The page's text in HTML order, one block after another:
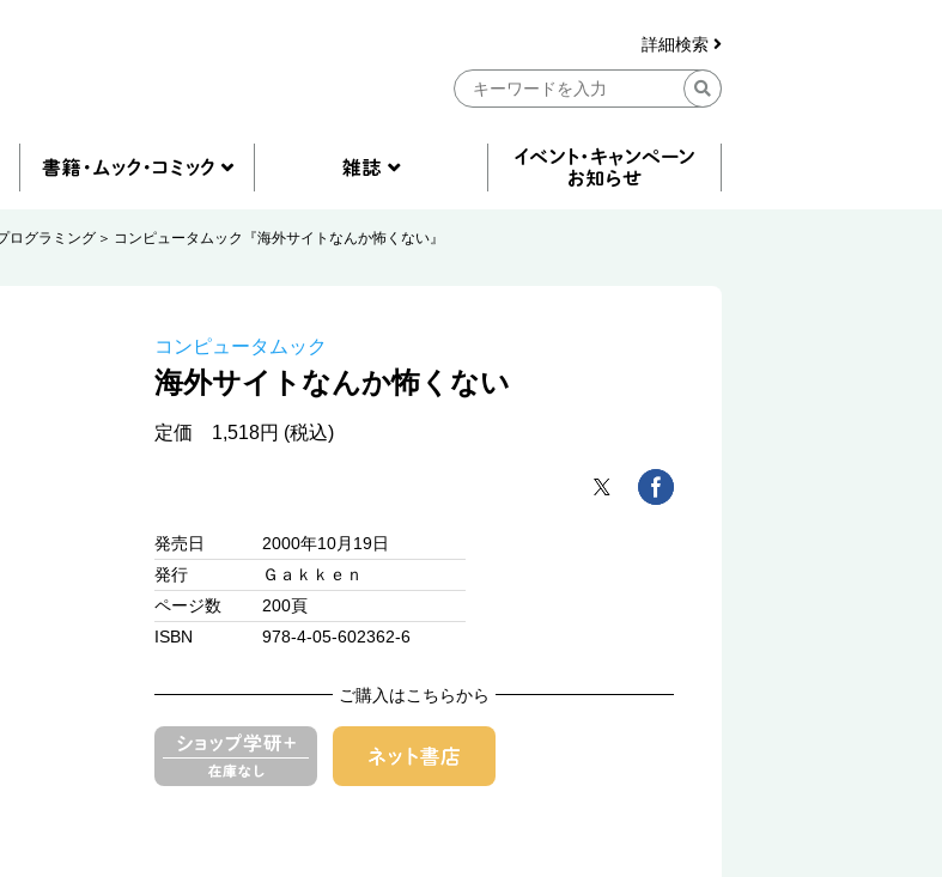
詳細検索
ログラミング コンピュータムック『海外サイトなんか怖くない』
コンピュータムック
海外サイトなんか怖くない
定価 1,518円 (税込)
発売日
2000年10月19日
発行
Ｇａｋｋｅｎ
ページ数
200頁
ISBN
978-4-05-602362-6
ご購入はこちらから